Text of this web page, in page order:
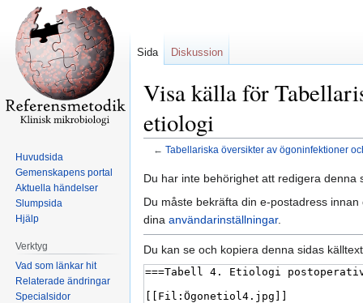
Visa källa för
etiologi
← Tabellariska översikter av ögoninfektioner
Hoppa
till
navigering
Hoppa
till
sök
Du har inte behörighet att redigera denna
Du måste bekräfta din e-postadress
dina användarinställningar.
Du kan se och kopiera denna sidas
Sida Diskussion
Huvudsida
Gemenskapens portal
Aktuella händelser
Slumpsida
Hjälp
Verktyg
Vad som länkar hit
Relaterade ändringar
Specialsidor